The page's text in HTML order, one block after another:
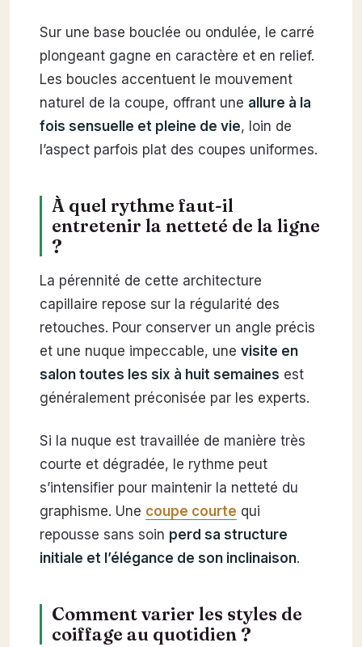
Sur une base bouclée ou ondulée, le carré
plongeant gagne en caractère et en relief.
Les boucles accentuent le mouvement
naturel de la coupe, offrant une allure à la
fois sensuelle et pleine de vie, loin de
l’aspect parfois plat des coupes uniformes.
À quel rythme faut-il
entretenir la netteté de la ligne
?
La pérennité de cette architecture
capillaire repose sur la régularité des
retouches. Pour conserver un angle précis
et une nuque impeccable, une visite en
salon toutes les six à huit semaines est
généralement préconisée par les experts.
Si la nuque est travaillée de manière très
courte et dégradée, le rythme peut
s’intensifier pour maintenir la netteté du
graphisme. Une coupe courte qui
repousse sans soin perd sa structure
initiale et l’élégance de son inclinaison.
Comment varier les styles de
coiffage au quotidien ?